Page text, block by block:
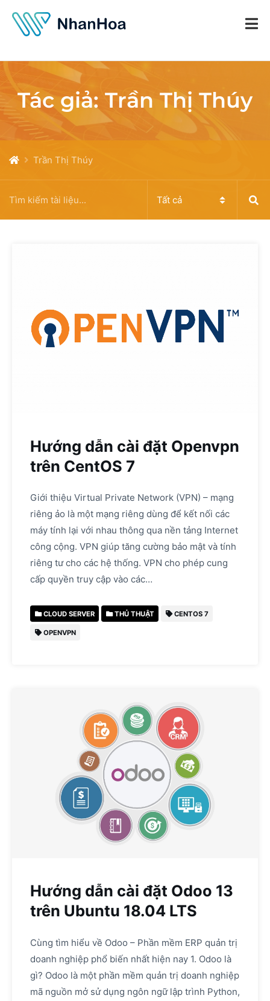
Tác giả: Trần Thị Thúy
Trần Thị Thúy
Hướng dẫn cài đặt Openvpn
trên CentOS 7
Giới thiệu Virtual Private Network (VPN) – mạng
riêng ảo là một mạng riêng dùng để kết nối các
máy tính lại với nhau thông qua nền tảng Internet
công cộng. VPN giúp tăng cường bảo mật và tính
riêng tư cho các hệ thống. VPN cho phép cung
cấp quyền truy cập vào các…
CLOUD SERVER THỦ THUẬT CENTOS 7
OPENVPN
Hướng dẫn cài đặt Odoo 13
trên Ubuntu 18.04 LTS
Cùng tìm hiểu về Odoo – Phần mềm ERP quản trị
doanh nghiệp phổ biến nhất hiện nay 1. Odoo là
gì? Odoo là một phần mềm quản trị doanh nghiệp
mã nguồn mở sử dụng ngôn ngữ lập trình Python,